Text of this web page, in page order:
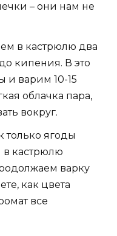
– они нам не
в кастрюлю два
кипения. В это
и варим 10-15
облачка пара,
вокруг.
только ягоды
в кастрюлю
варку
как цвета
все